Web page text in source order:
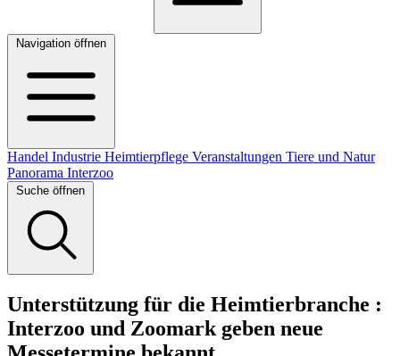
Navigation öffnen
Handel Industrie Heimtierpflege Veranstaltungen Tiere und Natur
Panorama Interzoo
Suche öffnen
Unterstützung für die Heimtierbranche :
Interzoo und Zoomark geben neue